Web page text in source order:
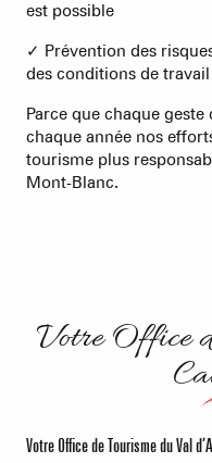
est possible
✓ Prévention des
des conditions de travail
Parce que chaque
chaque année nos
tourisme plus
Mont-Blanc.
Votre Office
Votre Office de Tourisme du Val